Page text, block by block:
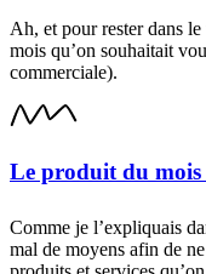
Ah, et pour rester dans
mois qu’on souhaitait
commerciale).
Le produit du
Comme je l’expliquais
mal de moyens afin de